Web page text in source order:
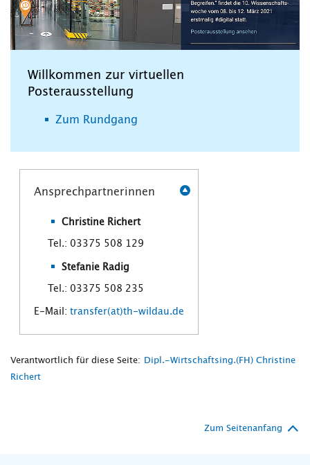
Willkommen zur virtuellen
Posterausstellung
Zum Rundgang
Ansprechpartnerinnen
Christine Richert
Tel.: 03375 508 129
Stefanie Radig
Tel.: 03375 508 235
E-Mail: transfer(at)th-wildau.de
Verantwortlich für diese Seite:
Dipl.-Wirtschaftsing.(FH) Christine
Richert
Zum Seitenanfang